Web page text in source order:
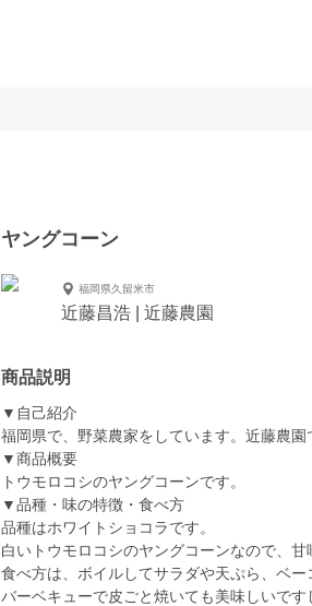
ヤングコーン
福岡県久留米市
近藤昌浩 | 近藤農園
商品説明
▼自己紹介
福岡県で、野菜農家をしています。近藤農園
▼商品概要
トウモロコシのヤングコーンです。
▼品種・味の特徴・食べ方
品種はホワイトショコラです。
白いトウモロコシのヤングコーンなので、甘
食べ方は、ボイルしてサラダや天ぷら、ベ
バーベキューで皮ごと焼いても美味しいです